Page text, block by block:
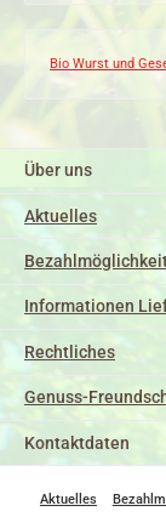
Bio Wurst und
Über uns
Aktuelles
Informationen
Rechtliches
Genuss-
Kontaktdaten
Aktuelles